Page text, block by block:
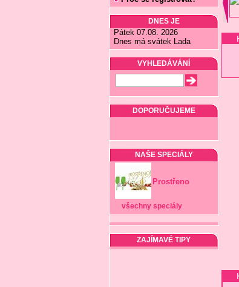
DNES JE
Pátek 07.08. 2026
Dnes má svátek Lada
VYHLEDÁVÁNÍ
DOPORUČUJEME
NAŠE SPECIÁLY
Prostřeno
všechny speciály
ZAJÍMAVÉ TIPY